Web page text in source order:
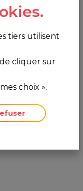
tiers utilisent
cliquer sur
choix ».